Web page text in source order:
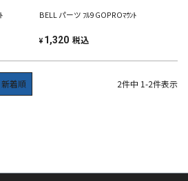
BELL パーツ ﾌﾙ9 GOPROﾏｳﾝﾄ
¥ 1,320 税込
新着順 2件中 1-2件表示